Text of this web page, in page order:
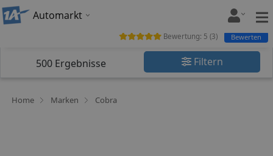
Automarkt
500 Ergebnisse Filtern
Home Marken Cobra
Bewertung: 5 (3) Bewerten